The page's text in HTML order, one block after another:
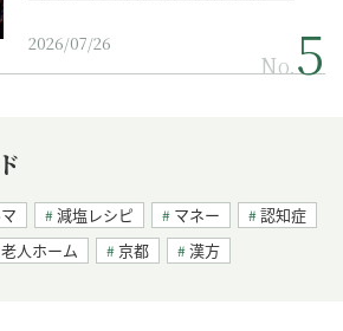
2026/07/26
No.
減塩レシピ マネー
認知症
老人ホーム 京都 漢方